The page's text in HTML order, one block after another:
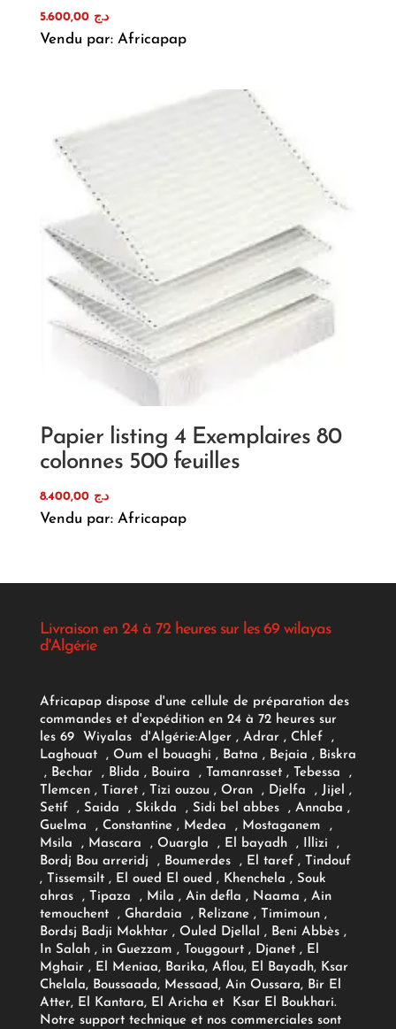
د.ج 5.600,00
Vendu par: Africapap
Papier listing 4 Exemplaires 80
colonnes 500 feuilles
د.ج 8.400,00
Vendu par: Africapap
Livraison en 24 à 72 heures sur les 69 wilayas
d'Algérie
Africapap dispose d'une cellule de préparation des
commandes et d'expédition en 24 à 72 heures sur
les 69 Wiyalas d'Algérie:Alger , Adrar, Chlef ,
Laghouat , Oum el bouaghi , Batna , Bejaia , Biskra
, Bechar , Blida , Bouira , Tamanrasset , Tebessa ,
Tlemcen , Tiaret , Tizi ouzou , Oran , Djelfa , Jijel ,
Setif , Saida , Skikda , Sidi bel abbes , Annaba ,
Guelma , Constantine , Medea , Mostaganem ,
Msila , Mascara , Ouargla , El bayadh , Illizi ,
Bordj Bou arreridj , Boumerdes , El taref , Tindouf
, Tissemsilt , El oued El oued , Khenchela , Souk
ahras , Tipaza , Mila , Ain defla , Naama , Ain
temouchent , Ghardaia , Relizane , Timimoun ,
Bordsj Badji Mokhtar , Ouled Djellal , Beni Abbès ,
In Salah , in Guezzam , Touggourt , Djanet , El
Mghair , El Meniaa, Barika, Aflou, El Bayadh, Ksar
Chelala, Boussaada, Messaad, Ain Oussara, Bir El
Atter, El Kantara, El Aricha et Ksar El Boukhari.
Notre support technique et nos commerciales sont